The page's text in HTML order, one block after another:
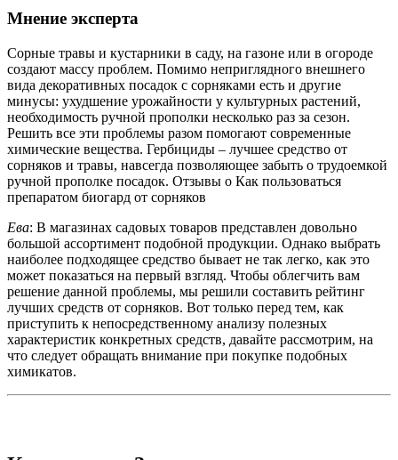
Мнение эксперта
Сорные травы и кустарники в саду, на газоне или в огороде
создают массу проблем. Помимо неприглядного внешнего
вида декоративных посадок с сорняками есть и другие
минусы: ухудшение урожайности у культурных растений,
необходимость ручной прополки несколько раз за сезон.
Решить все эти проблемы разом помогают современные
химические вещества. Гербициды – лучшее средство от
сорняков и травы, навсегда позволяющее забыть о трудоемкой
ручной прополке посадок. Отзывы о Как пользоваться
препаратом биогард от сорняков
Ева: В магазинах садовых товаров представлен довольно
большой ассортимент подобной продукции. Однако выбрать
наиболее подходящее средство бывает не так легко, как это
может показаться на первый взгляд. Чтобы облегчить вам
решение данной проблемы, мы решили составить рейтинг
лучших средств от сорняков. Вот только перед тем, как
приступить к непосредственному анализу полезных
характеристик конкретных средств, давайте рассмотрим, на
что следует обращать внимание при покупке подобных
химикатов.